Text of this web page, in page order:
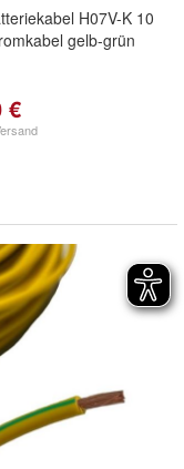
H07V-K 10
gelb-grün
€